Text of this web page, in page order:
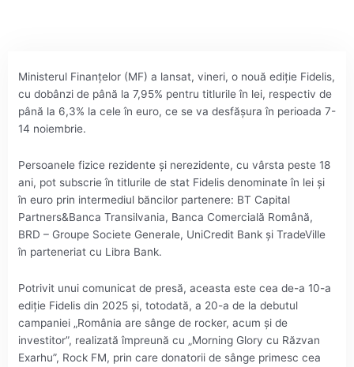
Ministerul Finanţelor (MF) a lansat, vineri, o nouă ediţie Fidelis,
cu dobânzi de până la 7,95% pentru titlurile în lei, respectiv de
până la 6,3% la cele în euro, ce se va desfăşura în perioada 7-
14 noiembrie.
Persoanele fizice rezidente şi nerezidente, cu vârsta peste 18
ani, pot subscrie în titlurile de stat Fidelis denominate în lei şi
în euro prin intermediul băncilor partenere: BT Capital
Partners&Banca Transilvania, Banca Comercială Română,
BRD – Groupe Societe Generale, UniCredit Bank şi TradeVille
în parteneriat cu Libra Bank.
Potrivit unui comunicat de presă, aceasta este cea de-a 10-a
ediţie Fidelis din 2025 şi, totodată, a 20-a de la debutul
campaniei „România are sânge de rocker, acum şi de
investitor”, realizată împreună cu „Morning Glory cu Răzvan
Exarhu”, Rock FM, prin care donatorii de sânge primesc cea